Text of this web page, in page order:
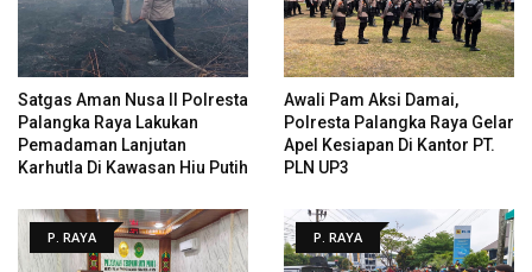
Satgas Aman Nusa II Polresta
Palangka Raya Lakukan
Pemadaman Lanjutan
Karhutla Di Kawasan Hiu Putih
Awali Pam Aksi Damai,
Polresta Palangka Raya Gelar
Apel Kesiapan Di Kantor PT.
PLN UP3
P. RAYA P. RAYA